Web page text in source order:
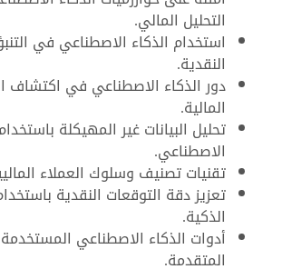
التحليل المالي.
استخدام الذكاء الاصطناعي في
النقدية.
دور الذكاء الاصطناعي في اكتشاف
المالية.
تحليل البيانات غير المهيكلة
الاصطناعي.
تقنيات تصنيف وسلوك العملاء
تعزيز دقة التوقعات النقدية
الذكية.
أدوات الذكاء الاصطناعي
المتقدمة.